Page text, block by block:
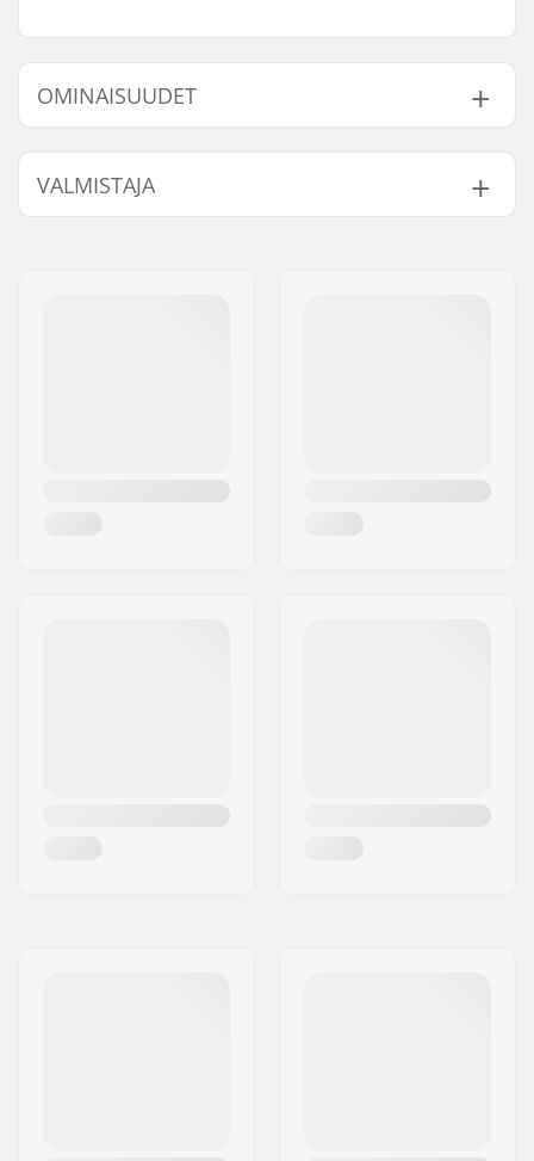
OMINAISUUDET
Lisäominaisuudet: Leather,Anatomic
Yhteensopivat siteet:
Rottefella BC
VALMISTAJA